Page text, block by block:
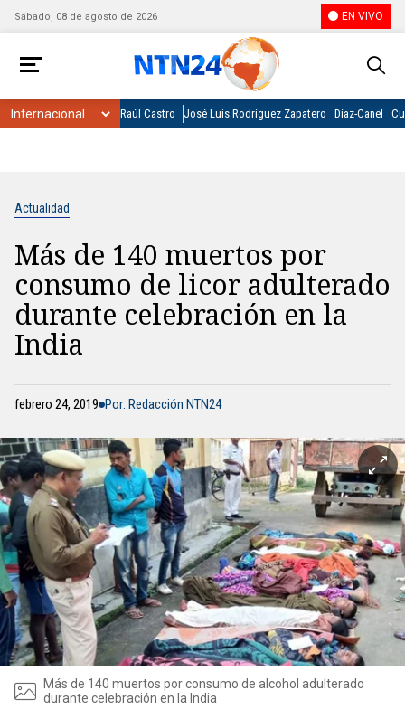
Sábado, 08 de agosto de 2026 EN VIVO
Raúl Castro José Luis Rodríguez Zapatero Díaz-Canel
Actualidad
Más de 140 muertos por
consumo de licor adulterado
durante celebración en la
India
febrero 24, 2019 Por: Redacción NTN24
Más de 140 muertos por consumo de alcohol adulterado
durante celebración en la India